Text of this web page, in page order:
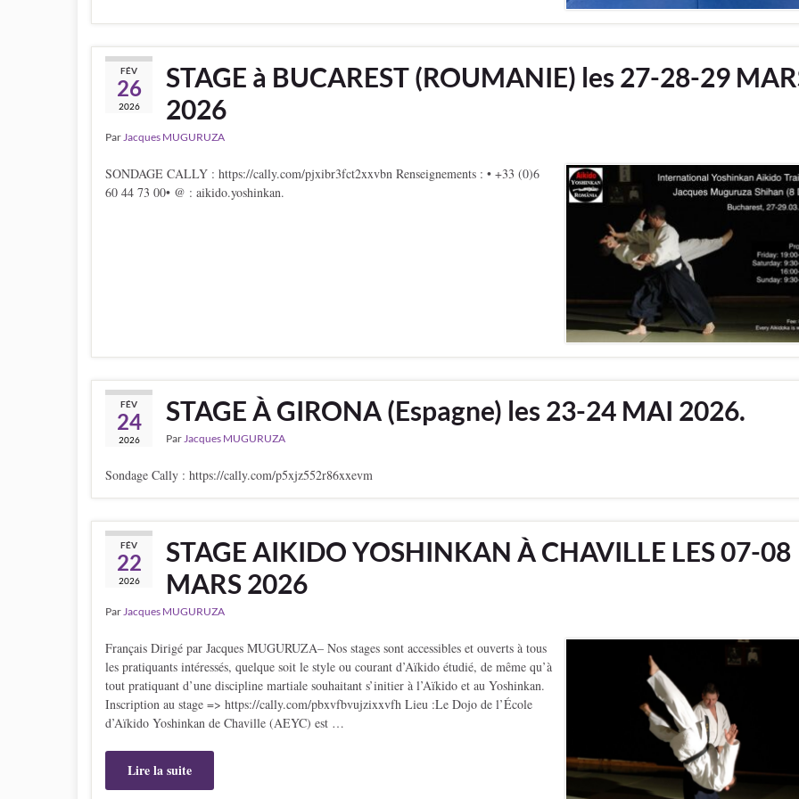
FÉV
26
2026
STAGE à BUCAREST (ROUMANIE) les 27-28-29
2026
ParJacques MUGURUZA
SONDAGE CALLY : https://cally.com/pjxibr3fct2xxvbn Renseignements : • +33 (0)6
60 44 73 00• @ : aikido.yoshinkan.
FÉV
24
2026
STAGE À GIRONA (Espagne) les 23-24 MAI 2026.
Par Jacques MUGURUZA
Sondage Cally : https://cally.com/p5xjz552r86xxevm
FÉV
22
2026
STAGE AIKIDO YOSHINKAN À CHAVILLE LES 07-08
MARS 2026
Par Jacques MUGURUZA
Français Dirigé par Jacques MUGURUZA– Nos stages sont accessibles et ouverts à tous
les pratiquants intéressés, quelque soit le style ou courant d’Aïkido étudié, de même qu’à
tout pratiquant d’une discipline martiale souhaitant s’initier à l’Aïkido et au Yoshinkan.
Inscription au stage => https://cally.com/pbxvfbvujzixxvfh Lieu :Le Dojo de l’École
d’Aïkido Yoshinkan de Chaville (AEYC) est …
Lire la suite